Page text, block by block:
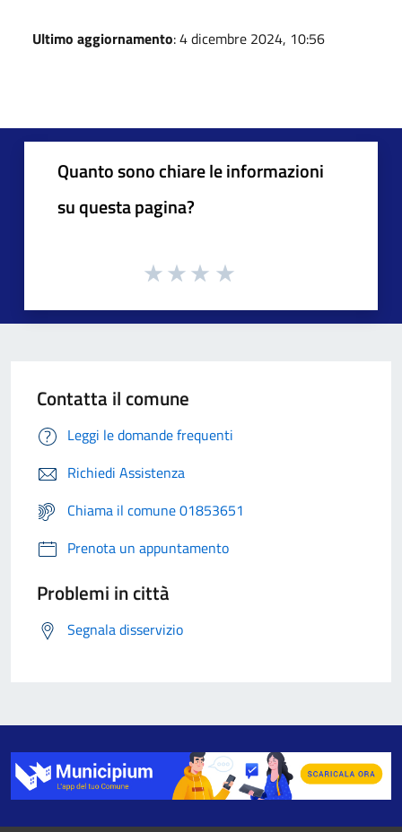
Ultimo aggiornamento: 4 dicembre 2024, 10:56
Quanto sono chiare le informazioni
su questa pagina?
Contatta il comune
Leggi le domande frequenti
Richiedi Assistenza
Chiama il comune 01853651
Prenota un appuntamento
Problemi in città
Segnala disservizio